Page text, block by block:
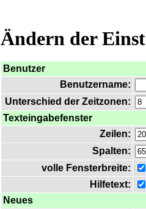
Ändern der
Benutzer
Benutzername:
Unterschied der Zeitzonen:
Texteingabefenster
Zeilen:
Spalten:
volle Fensterbreite:
Hilfetext:
Neues